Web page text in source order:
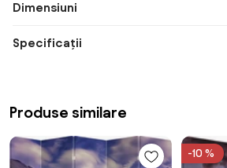
Dimensiuni
Specificații
Produse similare
-10 %